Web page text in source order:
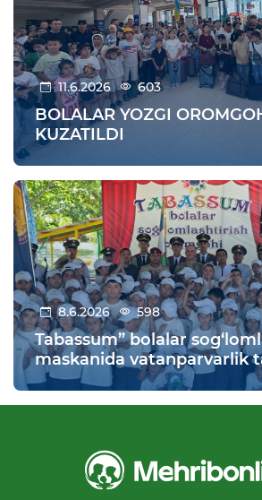
11.6.2026 603
BOLALAR YOZGI
KUZATILDI
8.6.2026 598
Tabassum” bolalar
maskanida vatanparvarlik
o‘tdi